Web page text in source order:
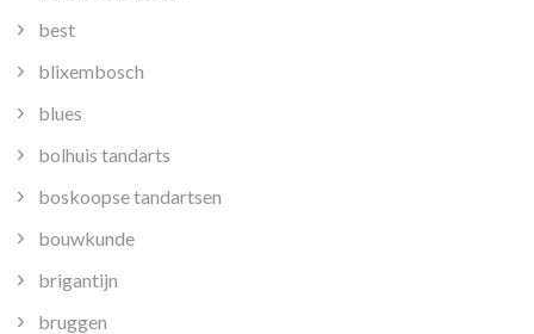
best
blixembosch
blues
bolhuis tandarts
boskoopse tandartsen
bouwkunde
brigantijn
bruggen